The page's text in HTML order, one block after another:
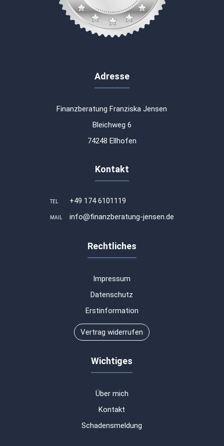
Adresse
Finanzberatung Franziska Jensen
Bleichweg 6
74248 Ellhofen
Kontakt
TEL +49 174 6101119
MAIL info@finanzberatung-jensen.de
Rechtliches
Impressum
Datenschutz
Erstinformation
Vertrag widerrufen
Wichtiges
Über mich
Kontakt
Schadensmeldung